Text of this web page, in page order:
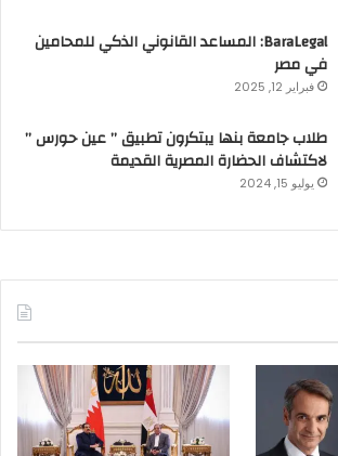
BaraLegal: المساعد القانوني الذكي للمحامين
في مصر
فبراير 12, 2025
طلاب جامعة بنها يبتكرون تطبيق ” عين حورس ”
لاكتشاف الحضارة المصرية القديمة
يوليو 15, 2024